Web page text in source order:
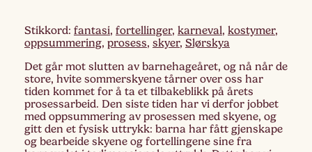
Stikkord: fantasi, fortellinger, karneval, kostymer,
oppsummering, prosess, skyer, Slørskya
Det går mot slutten av barnehageåret, og nå når de
store, hvite sommerskyene tårner over oss har
tiden kommet for å ta et tilbakeblikk på årets
prosessarbeid. Den siste tiden har vi derfor jobbet
med oppsummering av prosessen med skyene, og
gitt den et fysisk uttrykk: barna har fått gjenskape
og bearbeide skyene og fortellingene sine fra